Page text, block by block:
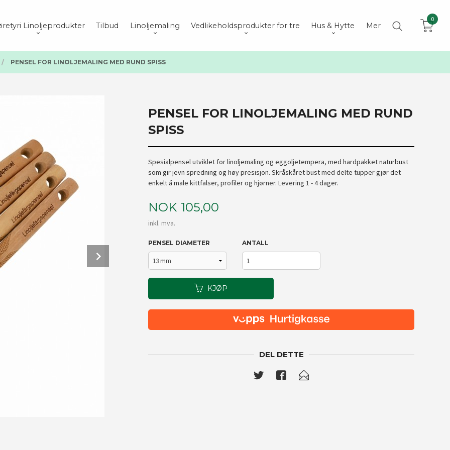
Linoljeprodukter Tilbud Linoljemaling Vedlikeholdsprodukter for tre Hus & Hytte Mer
0
PENSEL FOR LINOLJEMALING MED RUND SPISS
PENSEL FOR LINOLJEMALING MED RUND
SPISS
Spesialpensel utviklet for linoljemaling og eggoljetempera, med hardpakket naturbust
som gir jevn spredning og høy presisjon. Skråskåret bust med delte tupper gjør det
enkelt å male kittfalser, profiler og hjørner. Levering 1 - 4 dager.
Pris
NOK 105,00
inkl. mva.
PENSEL DIAMETER ANTALL
KJØP
DEL DETTE